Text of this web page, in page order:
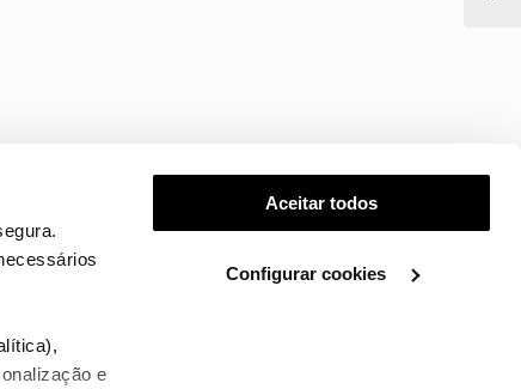
e
Aceitar todos
Configurar cookies